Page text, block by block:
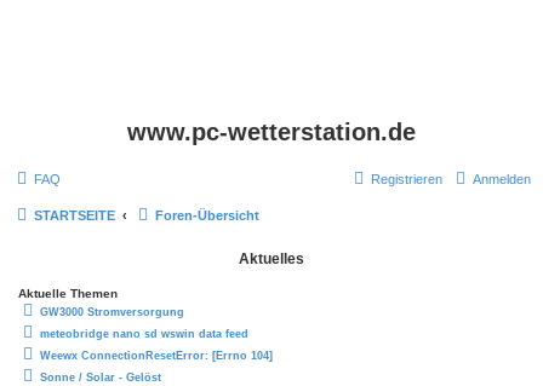
www.pc-wetterstation.de
FAQ Anmelden
Registrieren
STARTSEITE Foren-Übersicht
Aktuelles
Aktuelle Themen
GW3000 Stromversorgung
meteobridge nano sd wswin data feed
Weewx ConnectionResetError: [Errno 104]
Sonne / Solar - Gelöst